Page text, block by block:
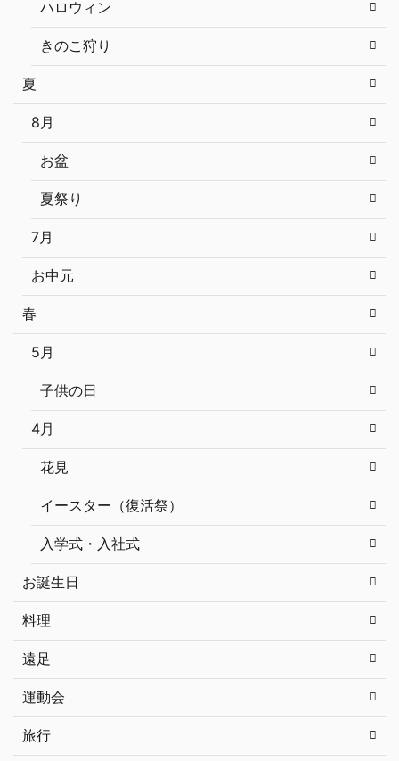
ハロウィン
きのこ狩り
夏
8月
お盆
夏祭り
7月
お中元
春
5月
子供の日
4月
花見
イースター（復活祭）
入学式・入社式
お誕生日
料理
遠足
運動会
旅行